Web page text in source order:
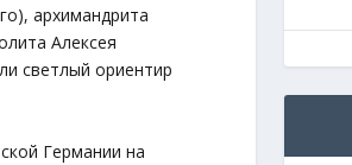
архимандрита
Алексея
светлый ориентир
Германии на